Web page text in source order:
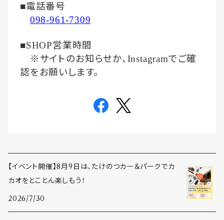
■電話番号
098-961-7309
■SHOP営業時間
※サイトのお知らせか、 Instagramでご確
認をお願いします。
【イベント開催】8月9日は、たけのつカー＆パークでカ
カオをとことん楽しもう！
2026/7/30